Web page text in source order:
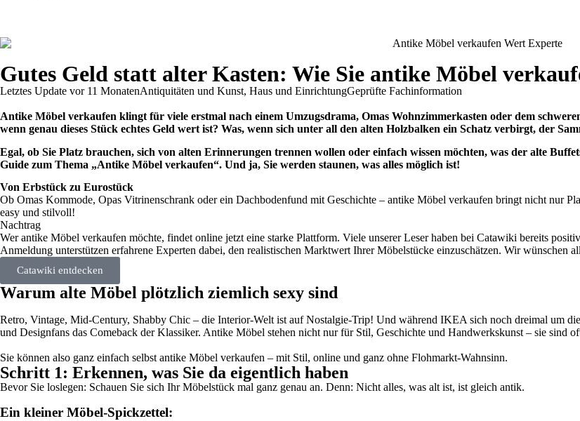
Gutes Geld statt alter Kasten: Wie Sie antike Möbel
Letztes Update vor 11 MonatenAntiquitäten und Kunst, Haus und EinrichtungGeprüfte Fachinformation
Antike Möbel verkaufen klingt für viele erstmal nach einem Umzugsdrama, Omas Wohnzimmerkasten oder dem
wenn genau dieses Stück echtes Geld wert ist? Was, wenn sich unter all den alten Holzbalken ein Schatz verbirgt, der
Egal, ob Sie Platz brauchen, sich von alten Erinnerungen trennen wollen oder einfach wissen möchten, was der alte
Guide zum Thema „Antike Möbel verkaufen“. Und ja, Sie werden staunen, was alles möglich ist!
Von Erbstück zu Eurostück
Ob Omas Kommode, Opas Vitrinenschrank oder ein Dachbodenfund mit Geschichte – antike Möbel verkaufen bringt nicht nur
easy und stilvoll!
Nachtrag
Wer antike Möbel verkaufen möchte, findet online jetzt eine starke Plattform. Viele unserer Leser haben bei Catawiki bereits
Anmeldung unterstützen erfahrene Experten dabei, den realistischen Marktwert Ihrer Möbelstücke einzuschätzen. Wir wünschen
Catawiki entdecken
Warum alte Möbel plötzlich ziemlich sexy sind
Retro, Vintage, Mid-Century, Shabby Chic – die Interior-Welt ist auf Nostalgie-Trip! Und während IKEA sich noch dreimal um
und Designfans das Comeback der Klassiker. Antike Möbel stehen nicht nur für Stil, Geschichte und Handwerkskunst – sie sind
Sie können also ganz einfach selbst antike Möbel verkaufen – mit Stil, online und ganz ohne Flohmarkt-Wahnsinn.
Schritt 1: Erkennen, was Sie da eigentlich haben
Bevor Sie loslegen: Schauen Sie sich Ihr Möbelstück mal ganz genau an. Denn: Nicht alles, was alt ist, ist gleich antik.
Ein kleiner Möbel-Spickzettel: